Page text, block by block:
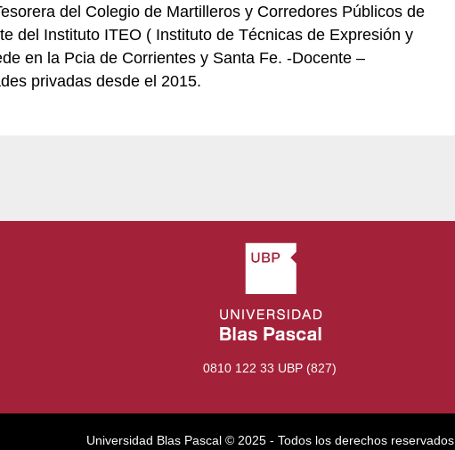
del Colegio de Martilleros y Corredores Públicos de
del Instituto ITEO ( Instituto de Técnicas de Expresión y
en la Pcia de Corrientes y Santa Fe. -Docente –
privadas desde el 2015.
0810 122 33 UBP (827)
Universidad Blas Pascal ©️ 2025 - Todos los derechos reservados